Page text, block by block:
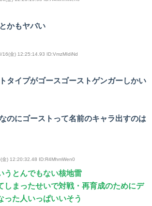
かもヤバい
16(金) 12:25:14.93 ID:VmzMIdiNd
タイプがゴースゴーストゲンガーしかい
のにゴーストって名前のキャラ出すのは
) 12:20:32.48 ID:R4MhmWen0
うとんでもない核地雷
しまったせいで対戦・再育成のためにデ
った人いっぱいいそう